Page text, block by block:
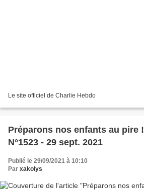
Le site officiel de Charlie Hebdo
Préparons nos enfants au pire
N°1523 - 29 sept. 2021
Publié le 29/09/2021 à 10:10
Par xakolys